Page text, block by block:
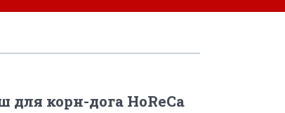
для корн-дога HoReCa